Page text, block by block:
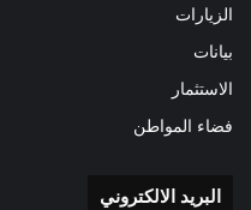
الزيارات
بيانات
الاستثمار
فضاء المواطن
البريد الالكتروني